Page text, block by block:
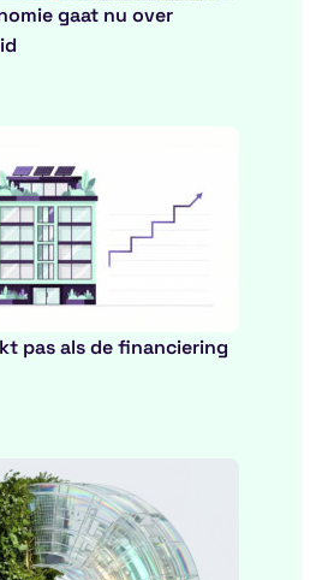
gaat nu over
pas als de financiering